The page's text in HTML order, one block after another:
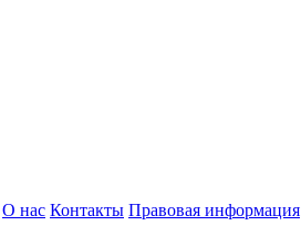
О нас Контакты Правовая информация